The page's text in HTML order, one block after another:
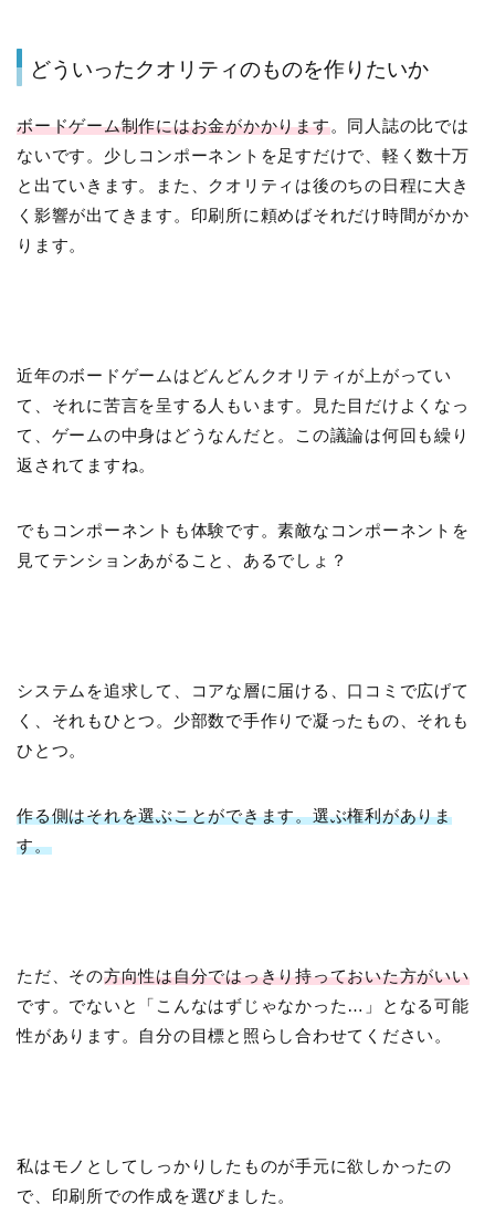
どういったクオリティのものを作りたいか
ボードゲーム制作にはお金がかかります。同人誌の比では
ないです。少しコンポーネントを足すだけで、軽く数十万
と出ていきます。また、クオリティは後のちの日程に大き
く影響が出てきます。印刷所に頼めばそれだけ時間がかか
ります。
近年のボードゲームはどんどんクオリティが上がってい
て、それに苦言を呈する人もいます。見た目だけよくなっ
て、ゲームの中身はどうなんだと。この議論は何回も繰り
返されてますね。
でもコンポーネントも体験です。素敵なコンポーネントを
見てテンションあがること、あるでしょ？
システムを追求して、コアな層に届ける、口コミで広げて
く、それもひとつ。少部数で手作りで凝ったもの、それも
ひとつ。
作る側はそれを選ぶことができます。選ぶ権利がありま
す。
ただ、その方向性は自分ではっきり持っておいた方がいい
です。でないと「こんなはずじゃなかった…」となる可能
性があります。自分の目標と照らし合わせてください。
私はモノとしてしっかりしたものが手元に欲しかったの
で、印刷所での作成を選びました。